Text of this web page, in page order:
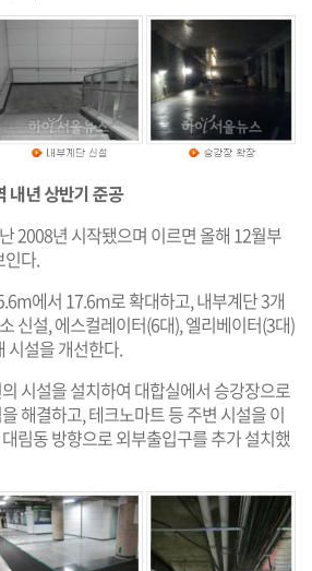
내년 상반기 준공
2008년 시작됐으며 이르면 올해 12월부
인다.
에서 17.6m로 확대하고, 내부계단 3개
신설, 에스컬레이터(6대), 엘리베이터(3대)
시설을 개선한다.
시설을 설치하여 대합실에서 승강장으로
해결하고, 테크노마트 등 주변 시설을 이
림동 방향으로 외부출입구를 추가 설치했